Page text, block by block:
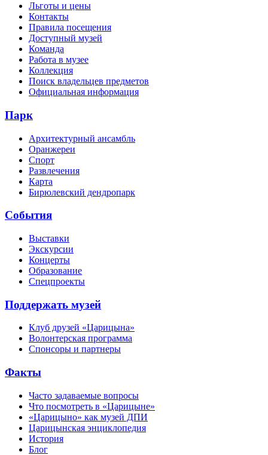
Льготы и цены
Контакты
Правила посещения
Доступный музей
Команда
Работа в музее
Коллекция
Поиск владельцев предметов
Официальная информация
Парк
Архитектурный ансамбль
Оранжереи
Спорт
Развлечения
Карта
Бирюлевский дендропарк
События
Выставки
Экскурсии
Концерты
Образование
Спецпроекты
Поддержать музей
Клуб друзей «Царицына»
Волонтерская программа
Спонсоры и партнеры
Факты
Часто задаваемые вопросы
Что посмотреть в «Царицыне»
«Царицыно» как музей ДПИ
Царицынская энциклопедия
История
Блог